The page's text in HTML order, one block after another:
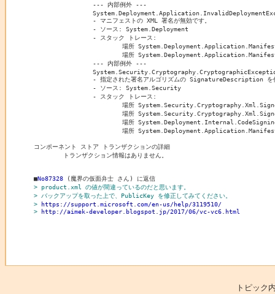
		System.Deployment.Application.InvalidDeploymentException (SignatureValidation)
			場所 System.Deployment.Application.Manifest.AssemblyManifest.ValidateSignature(Stream s)
			場所 System.Deployment.Application.ManifestReader.FromDocument(String localPath, ManifestType manifestType, Uri sourceUri)
		System.Security.Cryptography.CryptographicException
			場所 System.Security.Cryptography.Xml.SignedXml.CheckSignedInfo(AsymmetricAlgorithm key)
			場所 System.Security.Cryptography.Xml.SignedXml.CheckSignatureReturningKey(AsymmetricAlgorithm& signingKey)
			場所 System.Deployment.Internal.CodeSigning.SignedCmiManifest.Verify(CmiManifestVerifyFlags verifyFlags)
			場所 System.Deployment.Application.Manifest.AssemblyManifest.ValidateSignature(Stream s)
コンポーネント ストア トランザクションの詳細
■No87328
> product.xml の値が間違っているのだと思います。
> バックアップを取った上で、PublicKey を修正してみてください。
> https://support.microsoft.com/en-us/help/3119510/
> http://aimek-developer.blogspot.jp/2017/06/vc-vc6.html
トピッ